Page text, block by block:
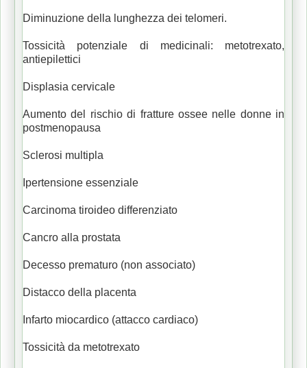
Diminuzione della lunghezza dei telomeri.
Tossicità potenziale di medicinali: metotrexato,
antiepilettici
Displasia cervicale
Aumento del rischio di fratture ossee nelle donne in
postmenopausa
Sclerosi multipla
Ipertensione essenziale
Carcinoma tiroideo differenziato
Cancro alla prostata
Decesso prematuro (non associato)
Distacco della placenta
Infarto miocardico (attacco cardiaco)
Tossicità da metotrexato